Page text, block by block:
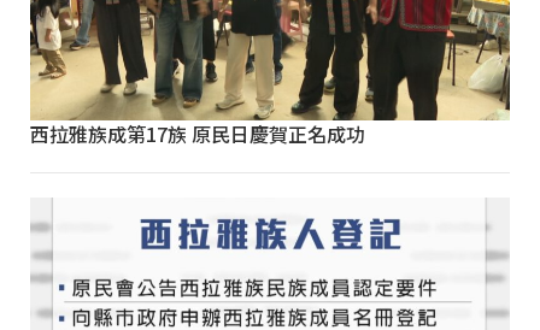
西拉雅族成第17族 原民日慶賀正名成功